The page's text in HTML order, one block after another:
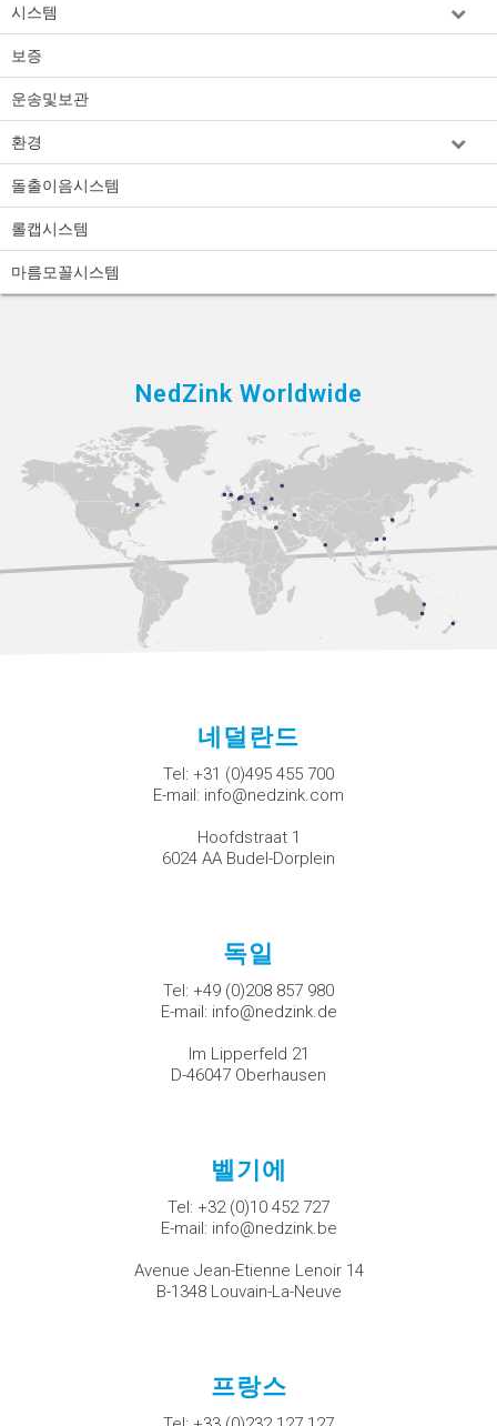
시스템
보증
운송및보관
환경
돌출이음시스템
롤캡시스템
마름모꼴시스템
NedZink Worldwide
네덜란드
Tel: +31 (0)495 455 700
E-mail: info@nedzink.com
Hoofdstraat 1
6024 AA Budel-Dorplein
독일
Tel: +49 (0)208 857 980
E-mail: info@nedzink.de
Im Lipperfeld 21
D-46047 Oberhausen
벨기에
Tel: +32 (0)10 452 727
E-mail: info@nedzink.be
Avenue Jean-Etienne Lenoir 14
B-1348 Louvain-La-Neuve
프랑스